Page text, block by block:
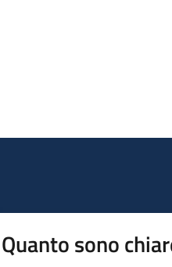
Quanto sono